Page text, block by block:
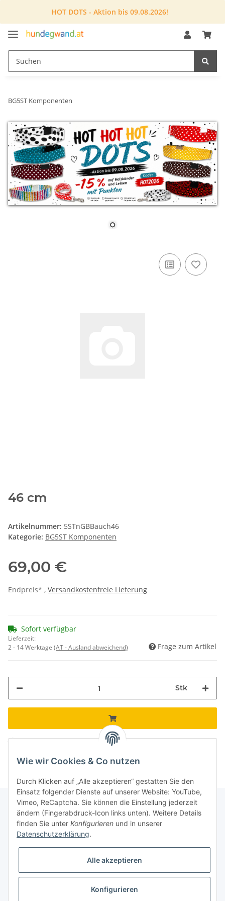
HOT DOTS - Aktion bis 09.08.2026!
BG5ST Komponenten
46 cm
Artikelnummer: 5STnGBBauch46
Kategorie: BG5ST Komponenten
69,00 €
Endpreis* , Versandkostenfreie Lieferung
Sofort verfügbar
Lieferzeit:
2 - 14 Werktage (AT - Ausland abweichend) Frage zum Artikel
Stk
Loading... Komponenten werden geladen ...
Informationen
Galerie
Wie wir Cookies & Co nutzen
Durch Klicken auf „Alle akzeptieren“ gestatten Sie den
Einsatz folgender Dienste auf unserer Website: YouTube,
Vimeo, ReCaptcha. Sie können die Einstellung jederzeit
ändern (Fingerabdruck-Icon links unten). Weitere Details
finden Sie unter Konfigurieren und in unserer
Datenschutzerklärung.
Alle akzeptieren
Konfigurieren